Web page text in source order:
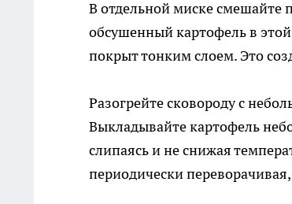
В отдельной миске
обсушенный картофель в
покрыт тонким слоем. Это
Разогрейте сковороду с
Выкладывайте картофель
слипаясь и не снижая
периодически